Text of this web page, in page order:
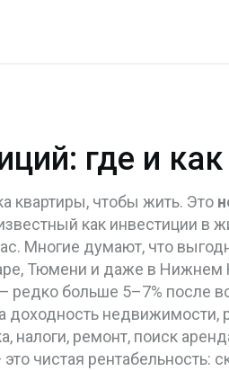
где и как
квартиры, чтобы жить. Это
как инвестиции в
Многие думают, что
Тюмени и даже в Нижнем
редко больше 5–7% после
доходность недвижимости,
налоги, ремонт, поиск
чистая рентабельность: